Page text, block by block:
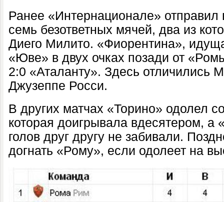
Ранее «Интернационале» отправил
семь безответных мячей, два из
Диего Милито. «Фиорентина»,
«Юве» в двух очках позади от
2:0 «Аталанту». Здесь отличились
Джузеппе Росси.
В других матчах «Торино» одолел
которая доигрывала вдесятером, а
голов друг другу не забивали.
догнать «Рому», если одолеет на